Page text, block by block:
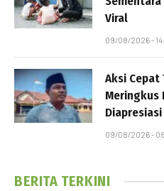
Viral
09/08/2026 -
Aksi Cepat
Meringkus
09/08/2026 -
BERITA TERKINI